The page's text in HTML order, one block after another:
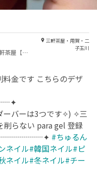
MARBLES TOKYO neolive 三軒茶屋【マーブル トウキョウ ネオリーブ】
三軒茶屋・用賀・二
子玉川
料金です こちらのデザ
ーバーは3つです✧) ✧︎三
らない para gel 登録
#ちゅるん
ネイル#韓国ネイル#ピ
ネイル#冬ネイル#チー